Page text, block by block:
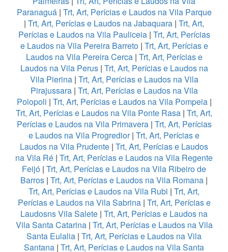
Paranaguá| Trt, Art, Perícias e Laudos na Vila Parque
| Trt, Art, Perícias e Laudos na Jabaquara | Trt, Art,
Perícias e Laudos na Vila Pauliceia| Trt, Art, Perícias
e Laudos na Vila Pereira Barreto| Trt, Art, Perícias e
Laudos na Vila Pereira Cerca| Trt, Art, Perícias e
Laudos na Vila Perus| Trt, Art, Perícias e Laudos na
Vila Pierina| Trt, Art, Perícias e Laudos na Vila
Pirajussara| Trt, Art, Perícias e Laudos na Vila
Polopoli | Trt, Art, Perícias e Laudos na Vila Pompeia|
Trt, Art, Perícias e Laudos na Vila Ponte Rasa | Trt, Art,
Perícias e Laudos na Vila Primavera| Trt, Art, Perícias
e Laudos na Vila Progredior| Trt, Art, Perícias e
Laudos na Vila Prudente | Trt, Art, Perícias e Laudos
na Vila Ré | Trt, Art, Perícias e Laudos na Vila Regente
Feijó | Trt, Art, Perícias e Laudos na Vila Ribeiro de
Barros | Trt, Art, Perícias e Laudos na Vila Romana |
Trt, Art, Perícias e Laudos na Vila Rubi | Trt, Art,
Perícias e Laudos na Vila Sabrina| Trt, Art, Perícias e
Laudosns Vila Salete | Trt, Art, Perícias e Laudos na
Vila Santa Catarina| Trt, Art, Perícias e Laudos na Vila
Santa Eulalia | Trt, Art, Perícias e Laudos na Vila
Santana | Trt, Art, Perícias e Laudos na Vila Santa